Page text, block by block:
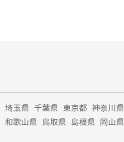
埼玉県 千葉県 東京都 神奈川県
和歌山県 鳥取県 島根県 岡山県